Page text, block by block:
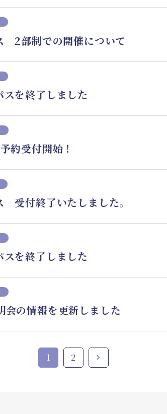
2部制での開催について
を終了しました
約受付開始！
受付終了いたしました。
を終了しました
の情報を更新しました
1 2